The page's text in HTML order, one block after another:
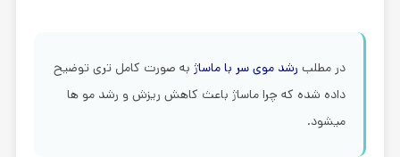
در مطلب رشد موی سر با ماساژبه صورت کامل تری توضیح
داده شده که چرا ماساژ باعث کاهش ریزش و رشد مو ها
میشود.